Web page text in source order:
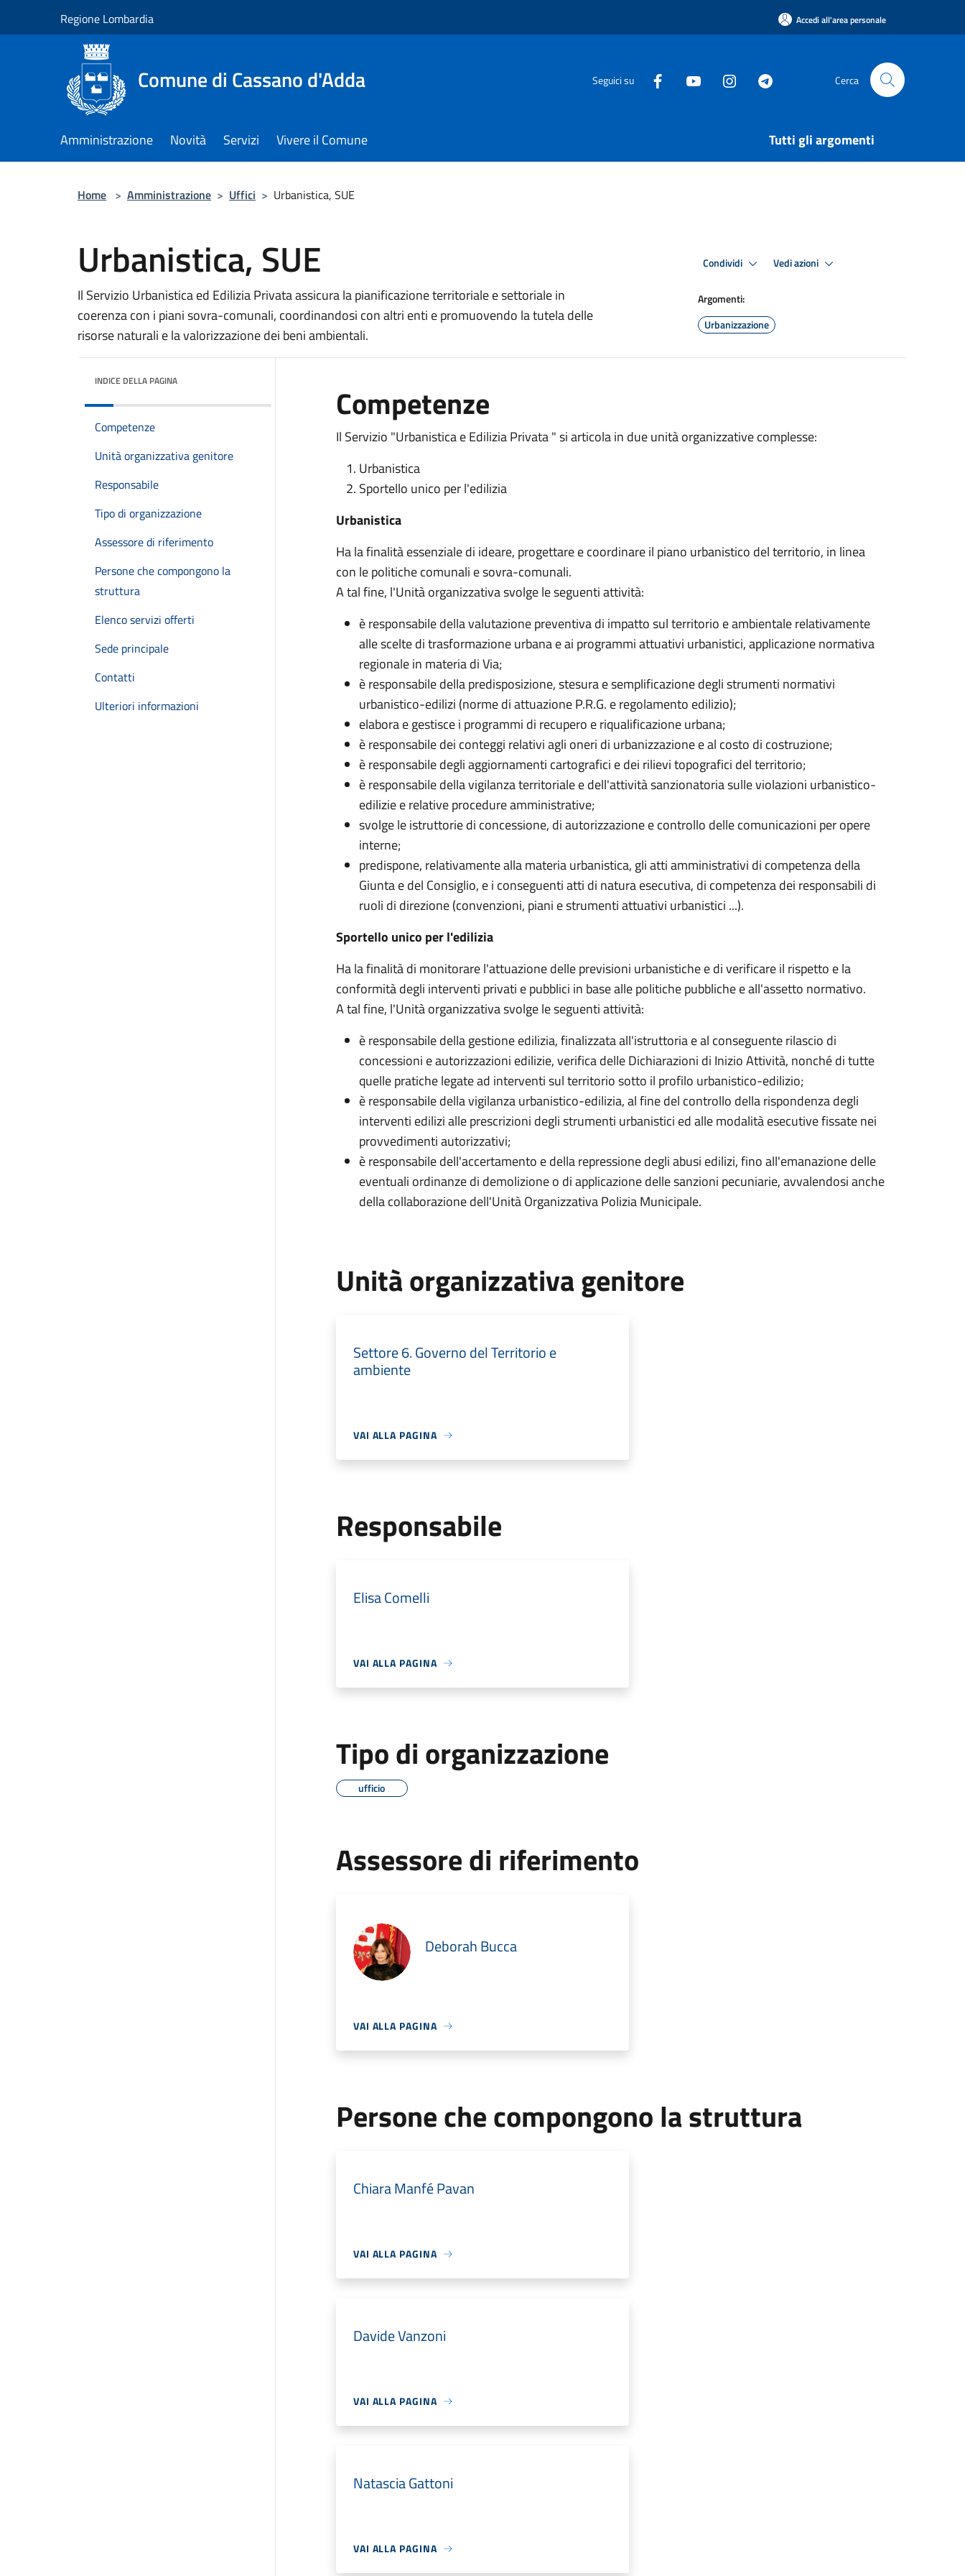
Regione Lombardia Accedi all'area personale
Comune di Cassano d'Adda Seguici su Cerca
Amministrazione Novità Servizi Vivere il Comune Tutti gli argomenti
Home > Amministrazione > Uffici > Urbanistica, SUE
Urbanistica, SUE
Il Servizio Urbanistica ed Edilizia Privata assicura la pianificazione territoriale e settoriale in
coerenza con i piani sovra-comunali, coordinandosi con altri enti e promuovendo la tutela delle
risorse naturali e la valorizzazione dei beni ambientali.
Condividi Vedi azioni
Argomenti:
Urbanizzazione
INDICE DELLA PAGINA
Competenze
Unità organizzativa genitore
Responsabile
Tipo di organizzazione
Assessore di riferimento
Persone che compongono la
struttura
Elenco servizi offerti
Sede principale
Contatti
Ulteriori informazioni
Competenze
Il Servizio "Urbanistica e Edilizia Privata " si articola in due unità organizzative complesse:
Urbanistica
Sportello unico per l'edilizia
Urbanistica
Ha la finalità essenziale di ideare, progettare e coordinare il piano urbanistico del territorio, in linea
con le politiche comunali e sovra-comunali.
A tal fine, l'Unità organizzativa svolge le seguenti attività:
è responsabile della valutazione preventiva di impatto sul territorio e ambientale relativamente
alle scelte di trasformazione urbana e ai programmi attuativi urbanistici, applicazione normativa
regionale in materia di Via;
è responsabile della predisposizione, stesura e semplificazione degli strumenti normativi
urbanistico-edilizi (norme di attuazione P.R.G. e regolamento edilizio);
elabora e gestisce i programmi di recupero e riqualificazione urbana;
è responsabile dei conteggi relativi agli oneri di urbanizzazione e al costo di costruzione;
è responsabile degli aggiornamenti cartografici e dei rilievi topografici del territorio;
è responsabile della vigilanza territoriale e dell'attività sanzionatoria sulle violazioni urbanistico-
edilizie e relative procedure amministrative;
svolge le istruttorie di concessione, di autorizzazione e controllo delle comunicazioni per opere
interne;
predispone, relativamente alla materia urbanistica, gli atti amministrativi di competenza della
Giunta e del Consiglio, e i conseguenti atti di natura esecutiva, di competenza dei responsabili di
ruoli di direzione (convenzioni, piani e strumenti attuativi urbanistici ...).
Sportello unico per l'edilizia
Ha la finalità di monitorare l'attuazione delle previsioni urbanistiche e di verificare il rispetto e la
conformità degli interventi privati e pubblici in base alle politiche pubbliche e all'assetto normativo.
A tal fine, l'Unità organizzativa svolge le seguenti attività:
è responsabile della gestione edilizia, finalizzata all'istruttoria e al conseguente rilascio di
concessioni e autorizzazioni edilizie, verifica delle Dichiarazioni di Inizio Attività, nonché di tutte
quelle pratiche legate ad interventi sul territorio sotto il profilo urbanistico-edilizio;
è responsabile della vigilanza urbanistico-edilizia, al fine del controllo della rispondenza degli
interventi edilizi alle prescrizioni degli strumenti urbanistici ed alle modalità esecutive fissate nei
provvedimenti autorizzativi;
è responsabile dell'accertamento e della repressione degli abusi edilizi, fino all'emanazione delle
eventuali ordinanze di demolizione o di applicazione delle sanzioni pecuniarie, avvalendosi anche
della collaborazione dell'Unità Organizzativa Polizia Municipale.
Unità organizzativa genitore
Settore 6. Governo del Territorio e
ambiente
VAI ALLA PAGINA
Responsabile
Elisa Comelli
VAI ALLA PAGINA
Tipo di organizzazione
ufficio
Assessore di riferimento
Deborah Bucca
VAI ALLA PAGINA
Persone che compongono la struttura
Chiara Manfé Pavan
VAI ALLA PAGINA
Davide Vanzoni
VAI ALLA PAGINA
Natascia Gattoni
VAI ALLA PAGINA